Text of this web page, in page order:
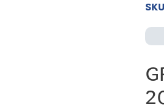
SKU